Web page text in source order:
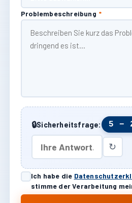
Problembeschreibung *
🔒Sicherheitsfrage: 5 −
↻
Ich habe die
stimme der Verarbeitung